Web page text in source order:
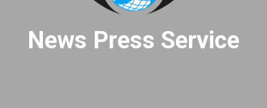
News Press Service